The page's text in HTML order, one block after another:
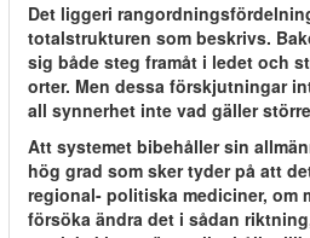
Det liggeri
totalstrukturen som beskrivs.
sig både steg framåt i ledet och
orter. Men dessa förskjutningar
all synnerhet inte vad gäller
Att systemet bibehåller sin
hög grad som sker tyder på att
regional- politiska mediciner, om
försöka ändra det i sådan